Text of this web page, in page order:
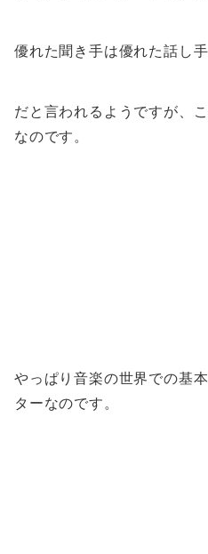
優れた聞き手は優れた話し手
だと言われるようですが、
なのです。
やっぱり音楽の世界での基
ターなのです。